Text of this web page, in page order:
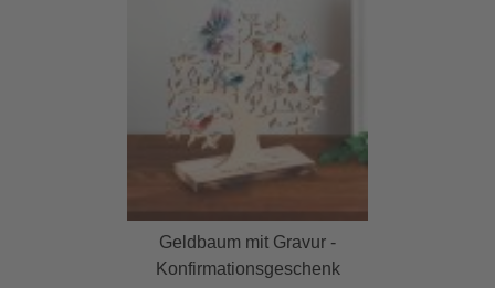
Geldbaum mit Gravur -
Konfirmationsgeschenk